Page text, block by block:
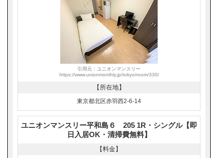
引用元：ユニオンマンスリー
https://www.unionmonthly.jp/tokyo/room/330/
【所在地】
東京都北区赤羽西2-6-14
ユニオンマンスリー平和島６ 205 1R・シングル【即
日入居OK・清掃費無料】
【料金】